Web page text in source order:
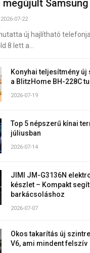
2026-07-22
új hajlítható
8 lett a…
Konyhai teljesítmény
a BlitzHome BH-228C
2026-07-19
Top 5 népszerű kínai
júliusban
2026-07-14
JIMI JM-G3136N
készlet – Kompakt
barkácsoláshoz
2026-07-07
Okos takarítás új
V6, ami mindent felszív